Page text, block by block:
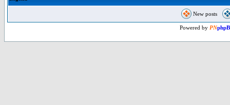
New posts
Powered by PN